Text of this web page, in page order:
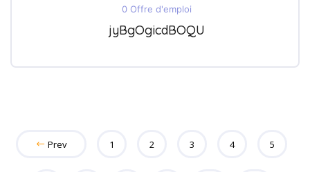
0 Offre d'emploi
jyBgOgicdBOQU
Prev 1 2 3 4 5